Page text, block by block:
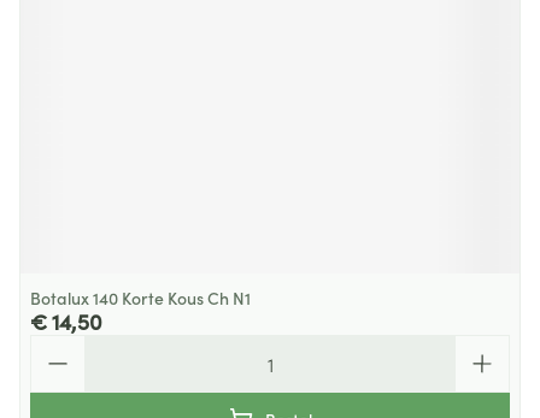
Botalux 140 Korte Kous Ch N1
€ 14,50